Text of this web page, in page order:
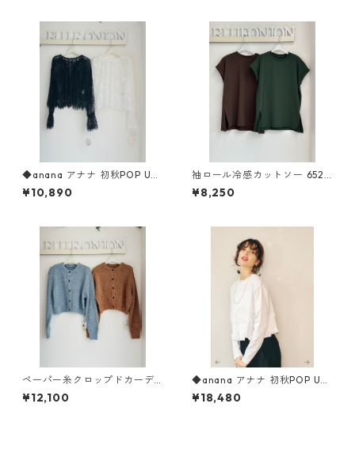
◆anana アナナ 初秋POP UP
◆ 前後2wayラッセルレース
ブラウス 56-037 ANANA
¥10,890
袖ロール冷感カットソー 652 -
85561 cloche
¥8,250
ペーパー糸クロップドカーデ
ィガン 652 - 85517 cloche
¥12,100
◆anana アナナ 初秋POP UP
◆ タックヘムドッキングカ
ットソー 16-034 ANANA
¥18,480